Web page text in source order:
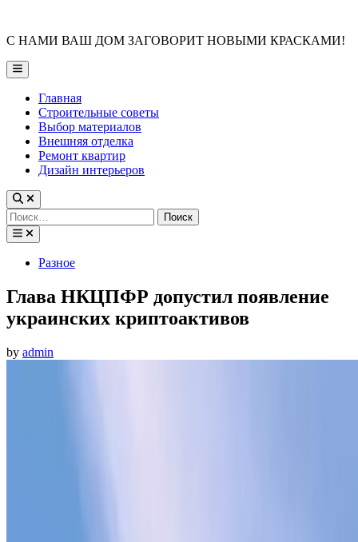
content
С НАМИ ВАШ ДОМ ЗАГОВОРИТ НОВЫМИ КРАСКАМИ!
Main
Menu
Главная
Строительные советы
Выбор материалов
Внешняя отделка
Ремонт квартир
Дизайн интерьеров
Найти:
PostedРазное
Глава НКЦПФР допустил появление
украинских криптоактивов
by admin